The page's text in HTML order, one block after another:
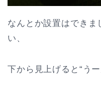
なんとか設置はできま
い、
下から見上げると“う